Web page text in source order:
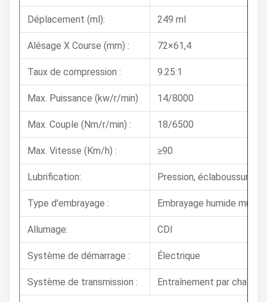
Déplacement (ml): 249 ml
Alésage X Course (mm) : 72×61,4
Taux de compression : 9.25:1
Max. Puissance (kw/r/min) 14/8000
Max. Couple (Nm/r/min) : 18/6500
Max. Vitesse (Km/h) : ≥90
Lubrification: Pression, éclaboussure
Type d'embrayage : Embrayage humide
Allumage: CDI
Système de démarrage : Électrique
Système de transmission : Entraînement par chaîne